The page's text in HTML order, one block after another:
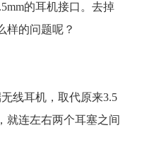
的耳机接口。去掉
样的问题呢？
线耳机，取代原来3.5
就连左右两个耳塞之间